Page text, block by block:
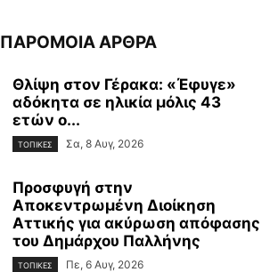
ΠΑΡΟΜΟΙΑ ΑΡΘΡΑ
Θλίψη στον Γέρακα: «Έφυγε»
αδόκητα σε ηλικία μόλις 43
ετών ο...
ΤΟΠΙΚΕΣ Σα, 8 Αυγ, 2026
Προσφυγή στην
Αποκεντρωμένη Διοίκηση
Αττικής για ακύρωση απόφασης
του Δημάρχου Παλλήνης
ΤΟΠΙΚΕΣ Πε, 6 Αυγ, 2026